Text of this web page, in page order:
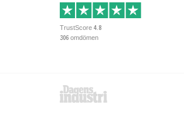
TrustScore 4.8
306 omdömen